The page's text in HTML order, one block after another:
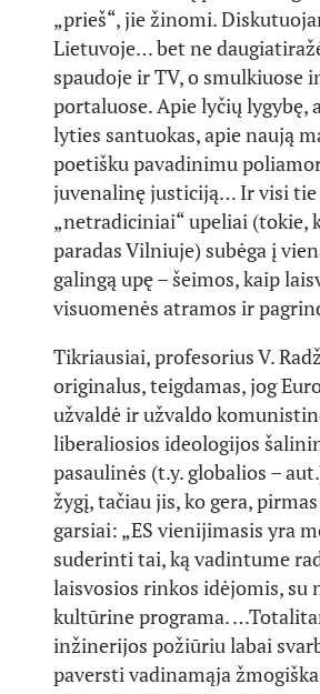
„prieš“, jie žinomi.
Lietuvoje… bet ne
spaudoje ir TV, o smulkiuose
portaluose. Apie lyčių lygybę,
lyties santuokas, apie naują
poetišku pavadinimu
juvenalinę justiciją… Ir visi tie
„netradiciniai“ upeliai (tokie,
paradas Vilniuje) subėga į
galingą upę – šeimos, kaip
visuomenės atramos ir
Tikriausiai, profesorius V.
originalus, teigdamas, jog
užvaldė ir užvaldo
liberaliosios ideologijos
pasaulinės (t.y. globalios –
žygį, tačiau jis, ko gera,
garsiai: „ES vienijimasis yra
suderinti tai, ką vadintume
laisvosios rinkos idėjomis, su
kultūrine programa.
inžinerijos požiūriu labai
paversti vadinamąja